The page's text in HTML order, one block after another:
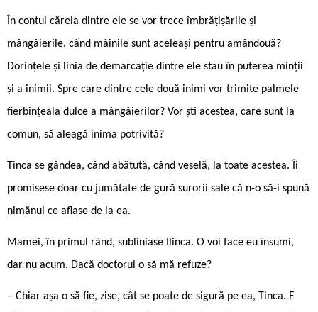
În contul căreia dintre ele se vor trece îmbrățișările și
mângâierile, când mâinile sunt aceleași pentru amândouă?
Dorințele și linia de demarcație dintre ele stau în puterea minții
și a inimii. Spre care dintre cele două inimi vor trimite palmele
fierbințeala dulce a mângâierilor? Vor ști acestea, care sunt la
comun, să aleagă inima potrivită?
Tinca se gândea, când abătută, când veselă, la toate acestea. Îi
promisese doar cu jumătate de gură surorii sale că n-o să-i spună
nimănui ce aflase de la ea.
Mamei, în primul rând, subliniase Ilinca. O voi face eu însumi,
dar nu acum. Dacă doctorul o să mă refuze?
– Chiar așa o să fie, zise, cât se poate de sigură pe ea, Tinca. E